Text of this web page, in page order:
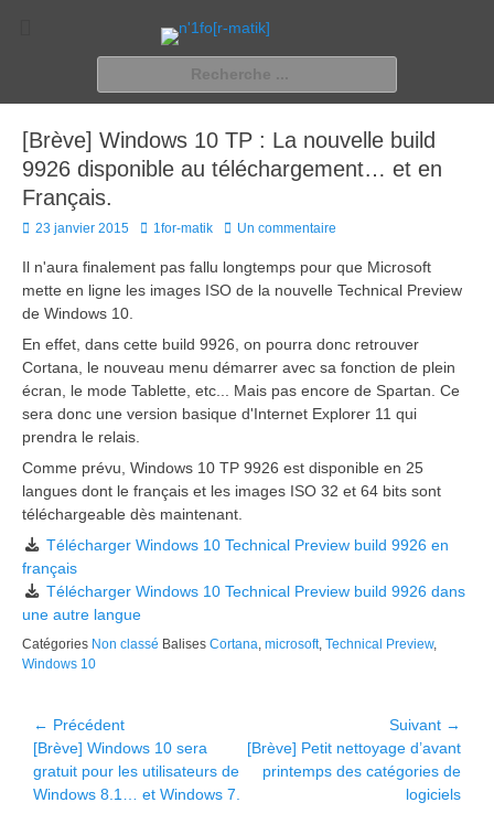
n'1fo[r-matik]
Pour les nymphos d'infos en info…
[Brève] Windows 10 TP : La nouvelle build
9926 disponible au téléchargement… et en
Français.
Posted
23 janvier 2015 Author
1for-matik Un commentaire
Il n'aura finalement pas fallu longtemps pour que Microsoft
mette en ligne les images ISO de la nouvelle Technical Preview
de Windows 10.
En effet, dans cette build 9926, on pourra donc retrouver
Cortana, le nouveau menu démarrer avec sa fonction de plein
écran, le mode Tablette, etc... Mais pas encore de Spartan. Ce
sera donc une version basique d'Internet Explorer 11 qui
prendra le relais.
Comme prévu, Windows 10 TP 9926 est disponible en 25
langues dont le français et les images ISO 32 et 64 bits sont
téléchargeable dès maintenant.
Télécharger Windows 10 Technical Preview build 9926 en
français
Télécharger Windows 10 Technical Preview build 9926 dans
une autre langue
Catégories Non classé Balises Cortana, microsoft, Technical Preview,
Windows 10
Navigation
de
l’article
← Précédent
Article
précédent :
[Brève] Windows 10 sera
gratuit pour les utilisateurs de
Windows 8.1… et Windows 7.
Suivant →
Article
suivant :
[Brève] Petit nettoyage d’avant
printemps des catégories de
logiciels